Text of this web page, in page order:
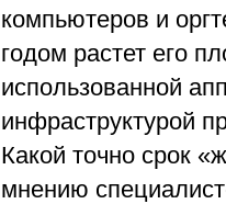
компьютеров и
годом растет его
использованной
инфраструктурой
Какой точно срок
мнению